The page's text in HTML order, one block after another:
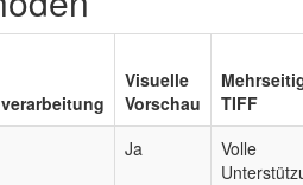
Visuelle
Vorschau
TIFF
Ja
Volle